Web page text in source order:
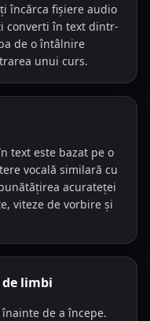
încărca fișiere audio
converti în text dintr-
de o întâlnire
unui curs.
text este bazat pe o
vocală similară cu
acurateței
viteze de vorbire și
limbi
de a începe.